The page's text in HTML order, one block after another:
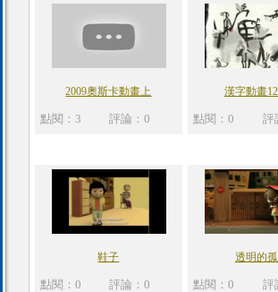
2009奧斯卡動畫上
點閱：3 評論：0
漢字動畫
點閱：0 評
鞋子
點閱：0 評論：0
透明的
點閱：0 評